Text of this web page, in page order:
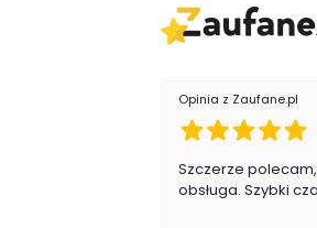
Opinia z Zaufane.pl
Szczerze
obsługa. Szybki